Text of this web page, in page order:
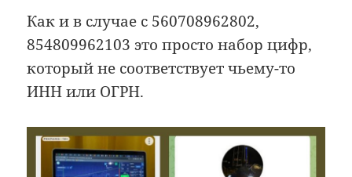
Как и в случае с 560708962802,
854809962103 это просто набор цифр,
который не соответствует чьему-то
ИНН или ОГРН.